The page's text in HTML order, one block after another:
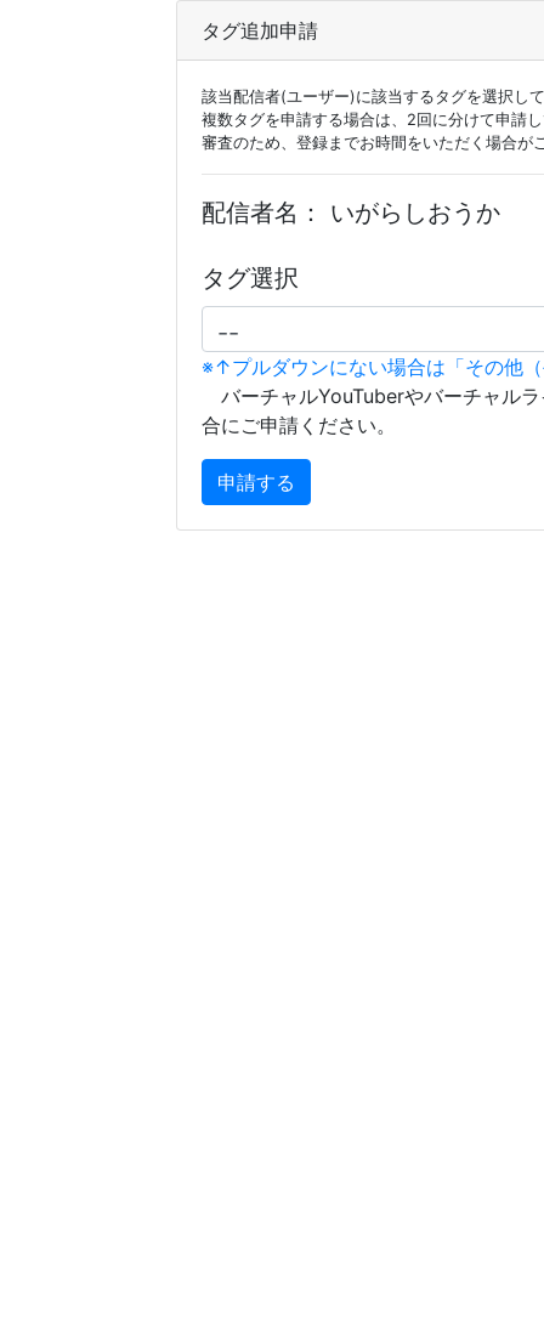
タグ追加申請
該当配信者(ユーザー)に該当するタグを選択し
複数タグを申請する場合は、2回に分けて申請
審査のため、登録までお時間をいただく場合が
配信者名： いがらしおうか
タグ選択
※↑プルダウンにない場合は「その他
バーチャルYouTuberやバーチャル
合にご申請ください。
申請する